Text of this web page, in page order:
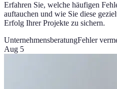
Erfahren Sie, welche häufigen
auftauchen und wie Sie diese
Erfolg Ihrer Projekte zu sichern.
UnternehmensberatungFehler
Aug 5